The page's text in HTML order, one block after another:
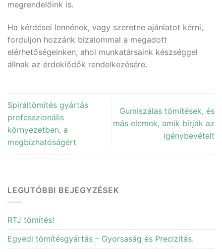
megrendelőink is.
Ha kérdései lennének, vagy szeretne ajánlatot kérni,
forduljon hozzánk bizalommal a megadott
elérhetőségeinken, ahol munkatársaink készséggel
állnak az érdeklődők rendelkezésére.
Spiráltömítés gyártás
professzionális
környezetben, a
megbízhatóságért
Gumiszálas tömítések, és
más elemek, amik bírják az
igénybevételt
LEGUTÓBBI BEJEGYZÉSEK
RTJ tömítés!
Egyedi tömítésgyártás – Gyorsaság és Precizitás.